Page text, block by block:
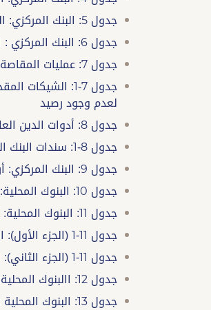
جدول 5: البنك المركزي: المطلوبات
جدول 6: البنك المركزي : النقد المتداول
جدول 7: عمليات المقاصة والتسويات فيما بين البنوك المحلية
جدول 7-1:
لعدم وجود رصيد
جدول 8: أدوات الدين العام
جدول 8-1: سندات البنك المركزي
جدول 9: البنك المركزي: أرصدة بالدينار الكويتي مع البنوك المحلية
جدول 10: البنوك المحلية: الموجودات
جدول 11: البنوك المحلية: المطلوبات
جدول 11-1 (الجزء الأول): البنوك المحلية: الحسابات النظامية
جدول 11-1 (الجزء الثاني): البنوك المحلية: الحسابات النظامية
جدول 12: االبنوك المحلية: الموجودات والمطلوبات الأجنبية
جدول 13: البنوك